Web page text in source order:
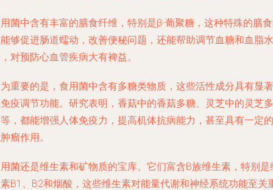
菌中含有丰富的膳食纤维，特别是β-葡聚糖，这种特殊的膳
够促进肠道蠕动，改善便秘问题，还能帮助调节血糖和血脂水
对预防心血管疾病大有裨益。
重要的是，食用菌中含有多糖类物质，这些活性成分具有显著
疫调节功能。研究表明，香菇中的香菇多糖、灵芝中的灵芝多
，都能增强人体免疫力，提高机体抗病能力，甚至具有一定的
瘤作用。
菌还是维生素和矿物质的宝库。它们富含B族维生素，特别是
B1、B2和烟酸，这些维生素对能量代谢和神经系统功能至关